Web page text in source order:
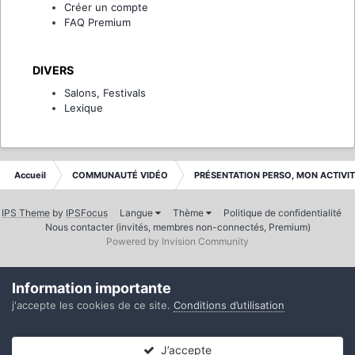
Créer un compte
FAQ Premium
DIVERS
Salons, Festivals
Lexique
Accueil COMMUNAUTÉ VIDÉO PRÉSENTATION PERSO, MON
IPS Theme by IPSFocus Langue Thème
Politique de confidentialité
Nous contacter (invités, membres non-connectés, Premium)
Powered by Invision Community
Information importante
j'accepte les cookies de ce site. Conditions d’utilisation
J’accepte